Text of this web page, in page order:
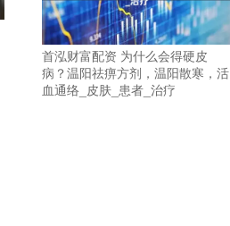
首泓财富配资 为什么会得硬皮
病？温阳祛痹方剂，温阳散寒，活
血通络_皮肤_患者_治疗